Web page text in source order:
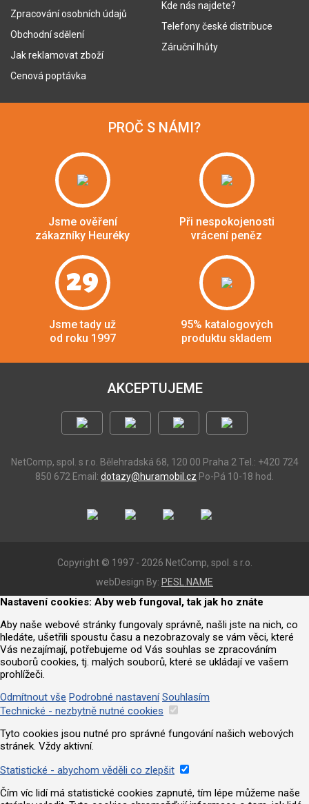
Zpracování osobních údajů
Obchodní sdělení
Jak reklamovat zboží
Cenová poptávka
Kde nás najdete?
Telefony české distribuce
Záruční lhůty
PROČ S NÁMI?
Jsme ověření
zákazníky Heuréky
Při nespokojenosti
vrácení peněz
29
Jsme tady už
od roku 1997
95% katalogových
produktu skladem
AKCEPTUJEME
NetComp, spol. s r.o. Bělehradská 68, 120 00 Praha 2 Tel.: +420 724
850 672 Email: dotazy@huramobil.cz Po-Pá 10-18 hod.
Copyright © 1997 - 2026 NetComp, spol. s r.o.
webDesign By: PESL.NAME
Nastavení cookies: Aby web fungoval, tak jak ho znáte
Aby naše webové stránky fungovaly správně, našli jste na nich, co
hledáte, ušetřili spoustu času a nezobrazovaly se vám věci, které
Vás nezajímají, potřebujeme od Vás souhlas se zpracováním
souborů cookies, tj. malých souborů, které se ukládají ve vašem
prohlížeči.
Odmítnout vše Podrobné nastavení Souhlasím
Technické - nezbytně nutné cookies
Tyto cookies jsou nutné pro správné fungování našich webových
stránek. Vždy aktivní.
Statistické - abychom věděli co zlepšit
Čím víc lidí má statistické cookies zapnuté, tím lépe můžeme naše